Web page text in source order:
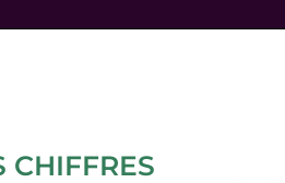
CHIFFRES